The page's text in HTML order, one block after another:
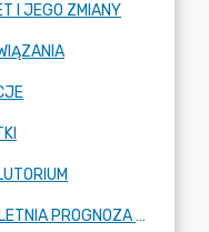
I JEGO ZMIANY
WIELOLETNIA PROGNOZA FINANSOWA I JEJ ZMIANY